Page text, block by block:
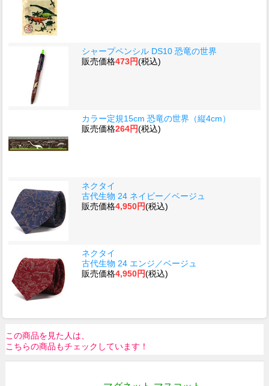
シャープペンシル DS10 恐竜の世界
販売価格473円(税込)
カラー定規15cm 恐竜の世界（縦4cm）
販売価格264円(税込)
ネクタイ
古代生物 24 ネイビー／ベージュ
販売価格4,950円(税込)
ネクタイ
古代生物 24 エンジ／ベージュ
販売価格4,950円(税込)
この商品を見た人は、
こちらの商品もチェックしています！